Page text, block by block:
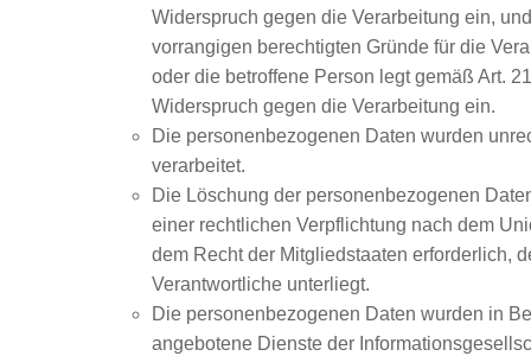
Widerspruch gegen die Verarbeitung ein,
vorrangigen berechtigten Gründe für die
oder die betroffene Person legt gemäß Art.
Widerspruch gegen die Verarbeitung ein.
Die personenbezogenen Daten wurden
verarbeitet.
Die Löschung der personenbezogenen
einer rechtlichen Verpflichtung nach dem
dem Recht der Mitgliedstaaten erforderlich,
Verantwortliche unterliegt.
Die personenbezogenen Daten wurden in
angebotene Dienste der